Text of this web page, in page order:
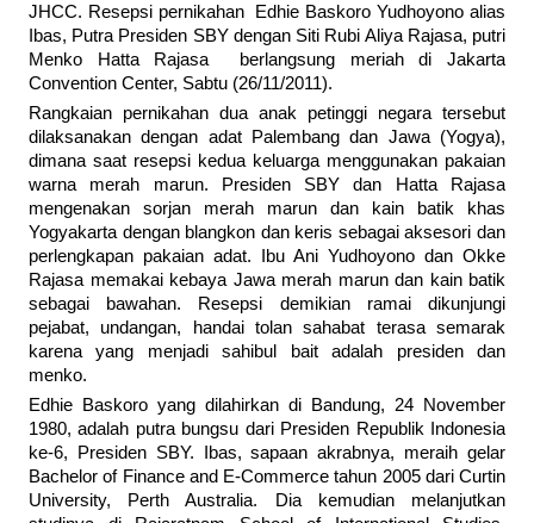
JHCC. Resepsi pernikahan Edhie Baskoro Yudhoyono alias
Ibas, Putra Presiden SBY dengan Siti Rubi Aliya Rajasa, putri
Menko Hatta Rajasa berlangsung meriah di Jakarta
Convention Center, Sabtu (26/11/2011).
Rangkaian pernikahan dua anak petinggi negara tersebut
dilaksanakan dengan adat Palembang dan Jawa (Yogya),
dimana saat resepsi kedua keluarga menggunakan pakaian
warna merah marun. Presiden SBY dan Hatta Rajasa
mengenakan sorjan merah marun dan kain batik khas
Yogyakarta dengan blangkon dan keris sebagai aksesori dan
perlengkapan pakaian adat. Ibu Ani Yudhoyono dan Okke
Rajasa memakai kebaya Jawa merah marun dan kain batik
sebagai bawahan. Resepsi demikian ramai dikunjungi
pejabat, undangan, handai tolan sahabat terasa semarak
karena yang menjadi sahibul bait adalah presiden dan
menko.
Edhie Baskoro yang dilahirkan di Bandung, 24 November
1980, adalah putra bungsu dari Presiden Republik Indonesia
ke-6, Presiden SBY. Ibas, sapaan akrabnya, meraih gelar
Bachelor of Finance and E-Commerce tahun 2005 dari Curtin
University, Perth Australia. Dia kemudian melanjutkan